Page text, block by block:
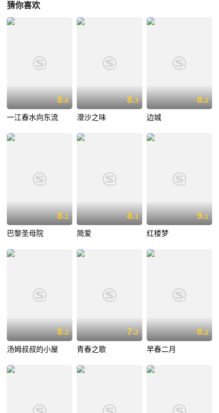
猜你喜欢
8.6
一江春水向东流
8.3
澄沙之味
8.2
边城
8.1
巴黎圣母院
8.1
简爱
9.1
红楼梦
8.2
汤姆叔叔的小屋
7.2
青春之歌
8.2
早春二月